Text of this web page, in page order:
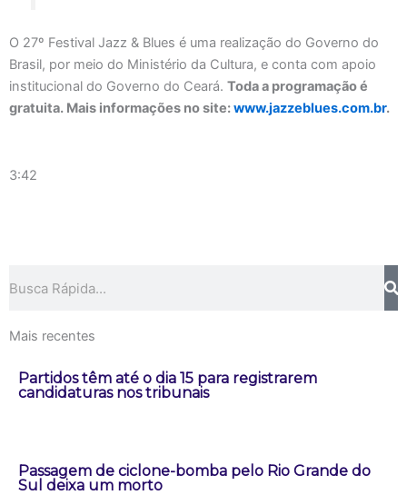
O 27º Festival Jazz & Blues é uma realização do Governo do
Brasil, por meio do Ministério da Cultura, e conta com apoio
institucional do Governo do Ceará. Toda a programação é
gratuita. Mais informações no site:www.jazzeblues.com.br.
3:42
Mais recentes
Partidos têm até o dia 15 para registrarem
candidaturas nos tribunais
Passagem de ciclone-bomba pelo Rio Grande do
Sul deixa um morto